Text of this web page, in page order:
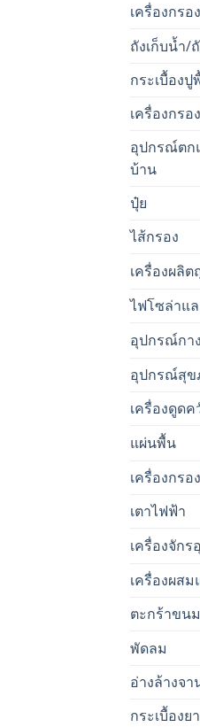
เครื่องกร
ถังเก็บน้ำ/
กระเบื้องปู
เครื่องกรอ
อุปกรณ์ตก
บ้าน
ปุ๋ย
ไส้กรอง
เครื่องผลิ
ไฟโซล่าแ
อุปกรณ์กา
อุปกรณ์สุข
เครื่องดูด
แผ่นพื้น
เครื่องกรอ
เตาไฟฟ้า
เครื่องจัก
เครื่องผสม
ตะกร้าขน
พัดลม
อ่างล้างจา
กระเบื้องย